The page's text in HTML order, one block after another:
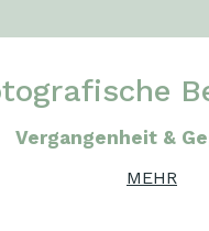
Vergangenheit &
MEHR